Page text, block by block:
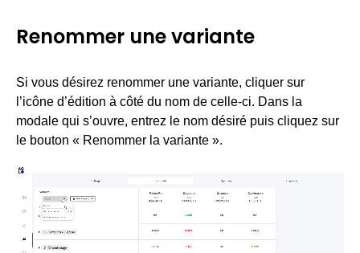
Renommer une variante
Si vous désirez renommer une variante, cliquer sur
l’icône d’édition à côté du nom de celle-ci. Dans la
modale qui s’ouvre, entrez le nom désiré puis cliquez sur
le bouton « Renommer la variante ».